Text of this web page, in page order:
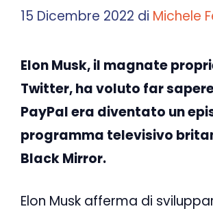
15 Dicembre 2022 di Michele
Elon Musk, il magnate
Twitter, ha voluto far
PayPal era diventato un
programma televisivo
Black Mirror.
Elon Musk afferma di